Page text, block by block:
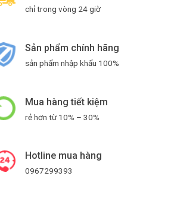
chỉ trong vòng 24 giờ
Sản phẩm chính hãng
sản phẩm nhập khẩu 100%
Mua hàng tiết kiệm
rẻ hơn từ 10% – 30%
Hotline mua hàng
0967299393